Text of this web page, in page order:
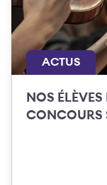
ACTUS
NOS
CONCOURS